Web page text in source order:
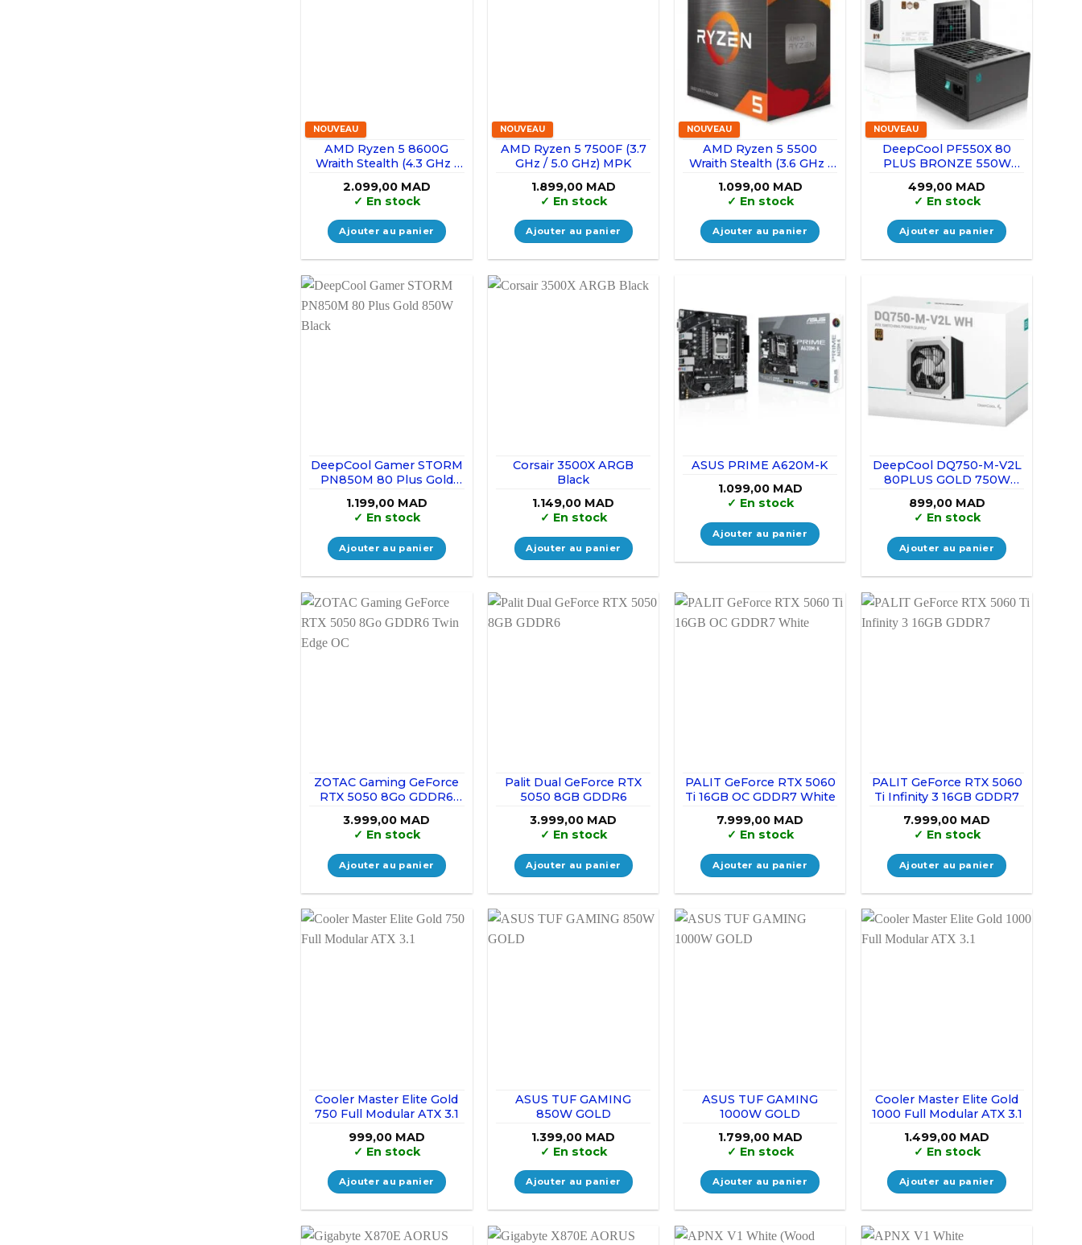
NOUVEAU
AMD Ryzen 5 8600G
Wraith Stealth (4.3 GHz /
2.099,00 MAD
✓ En stock
Ajouter au panier
NOUVEAU
AMD Ryzen 5 7500F (3.7
GHz / 5.0 GHz) MPK
1.899,00 MAD
✓ En stock
Ajouter au panier
NOUVEAU
AMD Ryzen 5 5500
Wraith Stealth (3.6 GHz /
1.099,00 MAD
✓ En stock
Ajouter au panier
NOUVEAU
DeepCool PF550X 80
PLUS BRONZE 550W
499,00 MAD
✓ En stock
Ajouter au panier
DeepCool Gamer STORM
PN850M 80 Plus Gold
1.199,00 MAD
✓ En stock
Ajouter au panier
Corsair 3500X ARGB
Black
1.149,00 MAD
✓ En stock
Ajouter au panier
ASUS PRIME A620M-K
1.099,00 MAD
✓ En stock
Ajouter au panier
DeepCool DQ750-M-V2L
80PLUS GOLD 750W
899,00 MAD
✓ En stock
Ajouter au panier
ZOTAC Gaming GeForce
RTX 5050 8Go GDDR6
3.999,00 MAD
✓ En stock
Ajouter au panier
Palit Dual GeForce RTX
5050 8GB GDDR6
3.999,00 MAD
✓ En stock
Ajouter au panier
PALIT GeForce RTX 5060
Ti 16GB OC GDDR7 White
7.999,00 MAD
✓ En stock
Ajouter au panier
PALIT GeForce RTX 5060
Ti Infinity 3 16GB GDDR7
7.999,00 MAD
✓ En stock
Ajouter au panier
Cooler Master Elite Gold
750 Full Modular ATX 3.1
999,00 MAD
✓ En stock
Ajouter au panier
ASUS TUF GAMING
850W GOLD
1.399,00 MAD
✓ En stock
Ajouter au panier
ASUS TUF GAMING
1000W GOLD
1.799,00 MAD
✓ En stock
Ajouter au panier
Cooler Master Elite Gold
1000 Full Modular ATX 3.1
1.499,00 MAD
✓ En stock
Ajouter au panier